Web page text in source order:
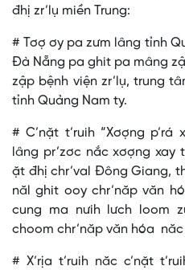
đhị zr’lụ miền Trung:
# Tơợ ơy pa zưm lâng tỉnh
Đà Nẵng pa ghit pa mâng
zập bệnh viện zr’lụ, trung
tỉnh Quảng Nam ty.
# C’nặt t’ruih “Xơợng
lâng pr’zơc nắc xơợng xay
ặt đhị chr’val Đông Giang,
năl ghit ooy chr’năp văn
cung ma nưih lưch loom
choom chr’năp văn hóa
# X’rịa t’ruih năc c’nặt